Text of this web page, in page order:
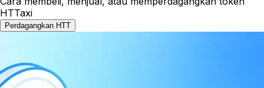
HTTaxi
Perdagangkan HTT